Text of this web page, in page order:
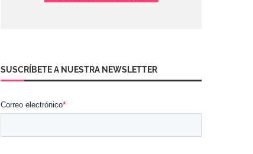
SUSCRÍBETE A NUESTRA NEWSLETTER